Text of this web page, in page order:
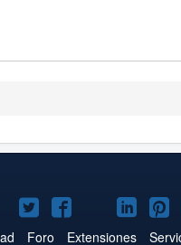
Joomla!
en
Joomla!
en
Joomla!
en
en
Foro Extensiones